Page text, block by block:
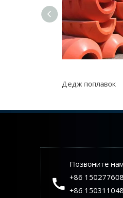
Дедж поплавок
Позвоните
+86
+86